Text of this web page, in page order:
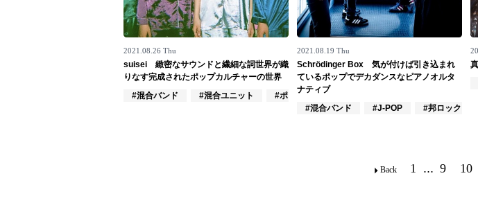
2021.08.26 Thu
suisei 緻密なサウンドと繊細な詞世界が織
りなす完成されたポップカルチャーの世界
#混合バンド
#混合ユニット #ポップス
2021.08.19 Thu
Schrödinger Box 気が付けば引き込まれ
ているポップでデカダンスなピアノオルタ
ナティブ
#混合バンド
#J-POP #邦ロック
Back 1 ... 9 10